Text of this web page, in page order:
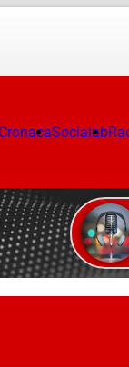
CronacaSocialab